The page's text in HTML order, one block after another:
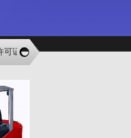
燃气管道安装许可证-热力管道